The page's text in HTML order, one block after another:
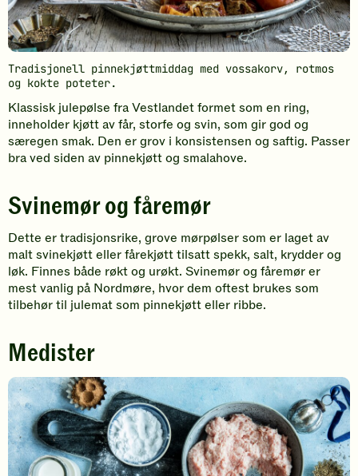
Tradisjonell pinnekjøttmiddag med vossakorv, rotmos
og kokte poteter.
Klassisk julepølse fra Vestlandet formet som en ring,
inneholder kjøtt av får, storfe og svin, som gir god og
særegen smak. Den er grov i konsistensen og saftig. Passer
bra ved siden av pinnekjøtt og smalahove.
Svinemør og fåremør
Dette er tradisjonsrike, grove mørpølser som er laget av
malt svinekjøtt eller fårekjøtt tilsatt spekk, salt, krydder og
løk. Finnes både røkt og urøkt. Svinemør og fåremør er
mest vanlig på Nordmøre, hvor dem oftest brukes som
tilbehør til julemat som pinnekjøtt eller ribbe.
Medister